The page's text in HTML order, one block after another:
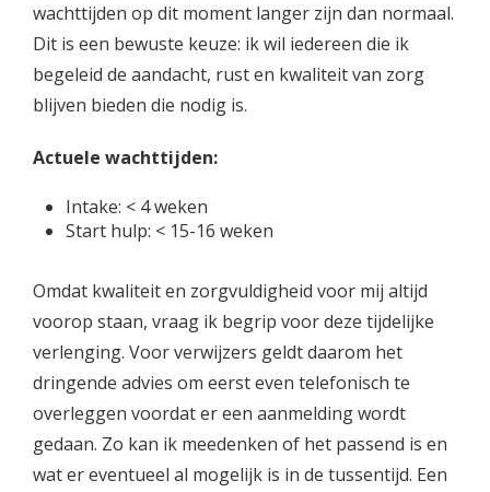
wachttijden op dit moment langer zijn dan normaal.
Dit is een bewuste keuze: ik wil iedereen die ik
begeleid de aandacht, rust en kwaliteit van zorg
blijven bieden die nodig is.
Actuele wachttijden:
Intake: < 4 weken
Start hulp: < 15-16 weken
Omdat kwaliteit en zorgvuldigheid voor mij altijd
voorop staan, vraag ik begrip voor deze tijdelijke
verlenging. Voor verwijzers geldt daarom het
dringende advies om eerst even telefonisch te
overleggen voordat er een aanmelding wordt
gedaan. Zo kan ik meedenken of het passend is en
wat er eventueel al mogelijk is in de tussentijd. Een